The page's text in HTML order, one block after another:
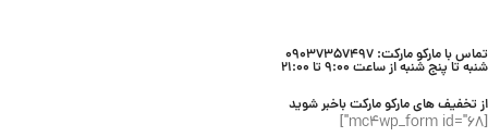
تماس با مارکو مارکت: 09037357497
شنبه تا پنج شنبه از ساعت 9:00 تا 21:00
از تخفیف های مارکو مارکت باخبر شوید
[mc4wp_form id="68"]